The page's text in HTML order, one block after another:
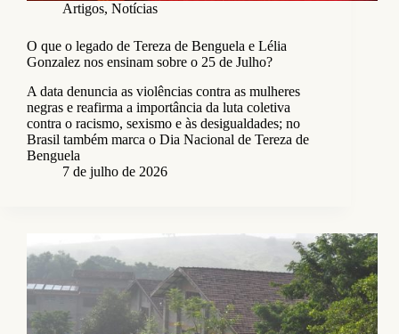
Artigos, Notícias
O que o legado de Tereza de Benguela e Lélia
Gonzalez nos ensinam sobre o 25 de Julho?
A data denuncia as violências contra as mulheres
negras e reafirma a importância da luta coletiva
contra o racismo, sexismo e às desigualdades; no
Brasil também marca o Dia Nacional de Tereza de
Benguela
7 de julho de 2026